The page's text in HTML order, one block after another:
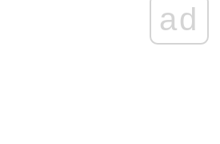
ad